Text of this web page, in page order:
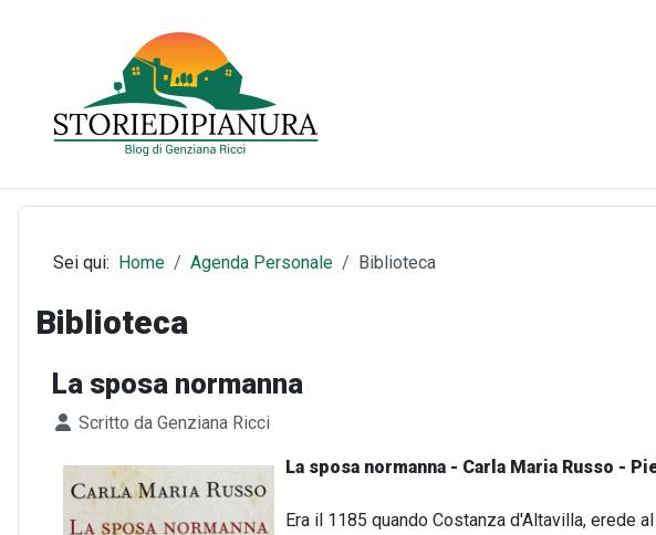
Sei qui: Home Agenda Personale Biblioteca
Biblioteca
La sposa normanna
Dettagli
Scritto da Genziana Ricci
La sposa normanna - Carla Maria Russo -
Era il 1185 quando Costanza d'Altavilla, erede